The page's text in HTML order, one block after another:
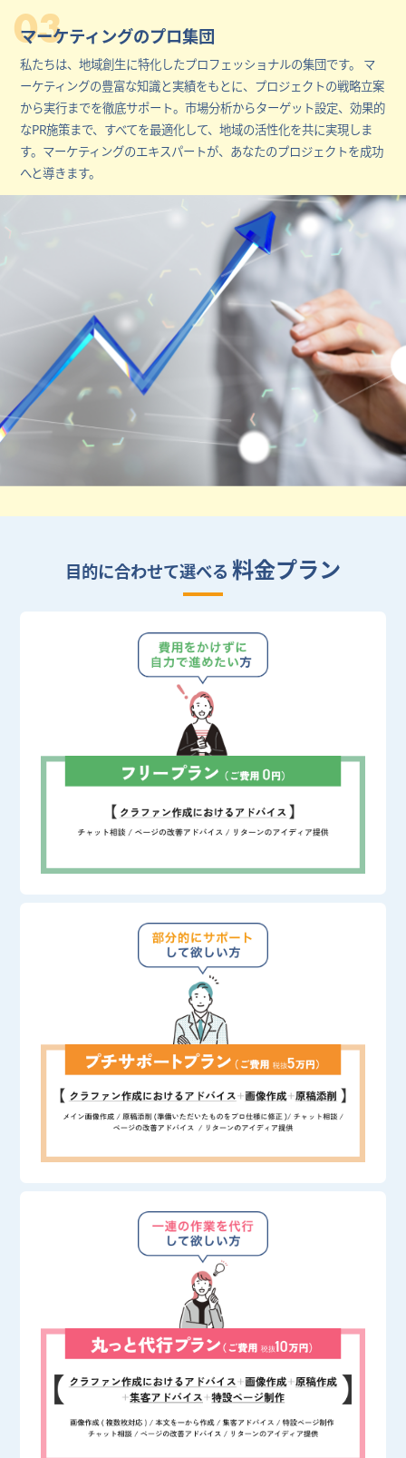
03
マーケティングのプロ集団
私たちは、地域創生に特化したプロフェッショナルの集団です。 マ
ーケティングの豊富な知識と実績をもとに、プロジェクトの戦略立案
から実行までを徹底サポート。市場分析からターゲット設定、効果的
なPR施策まで、すべてを最適化して、地域の活性化を共に実現しま
す。マーケティングのエキスパートが、あなたのプロジェクトを成功
へと導きます。
目的に合わせて選べる 料金プラン